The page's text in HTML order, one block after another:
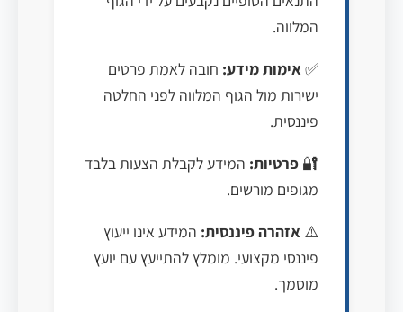
המלווה.
✅ אימות מידע: חובה לאמת פרטים
ישירות מול הגוף המלווה לפני החלטה
פיננסית.
🔐 פרטיות: המידע לקבלת הצעות בלבד
מגופים מורשים.
⚠️ אזהרה פיננסית: המידע אינו ייעוץ
פיננסי מקצועי. מומלץ להתייעץ עם יועץ
מוסמך.